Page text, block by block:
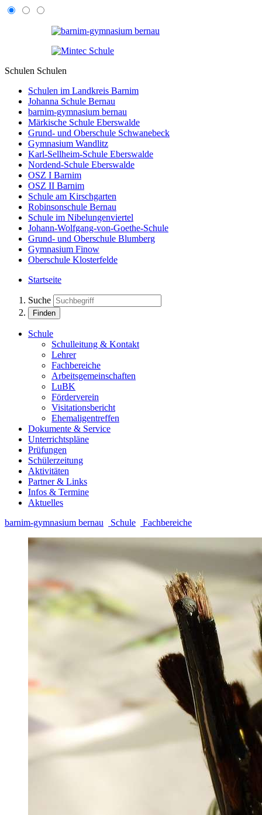
Schulen Schulen
Schulen im Landkreis Barnim
Johanna Schule Bernau
barnim-gymnasium bernau
Märkische Schule Eberswalde
Grund- und Oberschule Schwanebeck
Gymnasium Wandlitz
Karl-Sellheim-Schule Eberswalde
Nordend-Schule Eberswalde
OSZ I Barnim
OSZ II Barnim
Schule am Kirschgarten
Robinsonschule Bernau
Schule im Nibelungenviertel
Johann-Wolfgang-von-Goethe-Schule
Grund- und Oberschule Blumberg
Gymnasium Finow
Oberschule Klosterfelde
Startseite
Suche
Finden
Schule
Schulleitung & Kontakt
Lehrer
Fachbereiche
Arbeitsgemeinschaften
LuBK
Förderverein
Visitationsbericht
Ehemaligentreffen
Dokumente & Service
Unterrichtspläne
Prüfungen
Schülerzeitung
Aktivitäten
Partner & Links
Infos & Termine
Aktuelles
barnim-gymnasium bernau
Schule Fachbereiche